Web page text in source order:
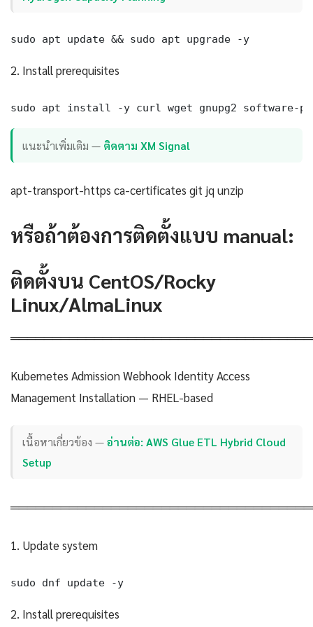
sudo apt update && sudo apt upgrade -y
2. Install prerequisites
sudo apt install -y curl wget gnupg2 software-
แนะนำเพิ่มเติม — ติดตาม XM Signal
apt-transport-https ca-certificates git jq unzip
หรือถ้าต้องการติดตั้งแบบ manual:
ติดตั้งบน CentOS/Rocky
Linux/AlmaLinux
Kubernetes Admission Webhook Identity Access
Management Installation — RHEL-based
เนื้อหาเกี่ยวข้อง —อ่านต่อ: AWS Glue ETL Hybrid Cloud
Setup
1. Update system
sudo dnf update -y
2. Install prerequisites